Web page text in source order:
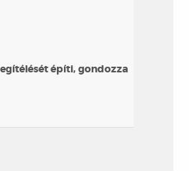
építi, gondozza